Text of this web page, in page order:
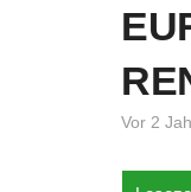
Vor 2